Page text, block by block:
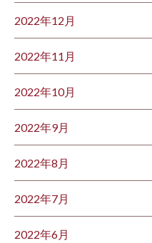
2022年12月
2022年11月
2022年10月
2022年9月
2022年8月
2022年7月
2022年6月